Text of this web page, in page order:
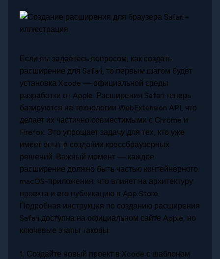
Если вы задаётесь вопросом, как создать
расширение для Safari, то первым шагом будет
установка Xcode — официальной среды
разработки от Apple. Расширения Safari теперь
базируются на технологии WebExtension API, что
делает их частично совместимыми с Chrome и
Firefox. Это упрощает задачу для тех, кто уже
имеет опыт в создании кроссбраузерных
решений. Важный момент — каждое
расширение должно быть частью контейнерного
macOS-приложения, что влияет на архитектуру
проекта и его публикацию в App Store.
Подробная инструкция по созданию расширения
Safari доступна на официальном сайте Apple, но
ключевые этапы таковы:
1. Создайте новый проект в Xcode с шаблоном